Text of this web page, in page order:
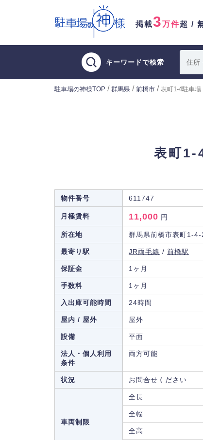
掲載3万件超 /
キーワードで検索
駐車場の神様TOP / 群馬県 / 前橋市 / 表町1-4駐車場
表町1-
物件番号 611747
月極賃料 11,000 円
所在地 群馬県前橋市表町1-4-
最寄り駅 JR両毛線 / 前橋駅
保証金 1ヶ月
手数料 1ヶ月
入出庫可能時間 24時間
屋内 / 屋外 屋外
設備 平面
法人・個人利用
条件
両方可能
状況 お問合せください
車両制限
全長
全幅
全高